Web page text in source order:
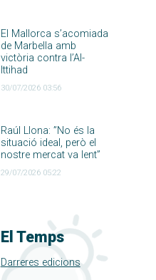
El Mallorca s’acomiada
de Marbella amb
victòria contra l’Al-
Ittihad
30/07/2026 03:56
Raúl Llona: ”No és la
situació ideal, però el
nostre mercat va lent”
29/07/2026 05:22
El Temps
Darreres edicions